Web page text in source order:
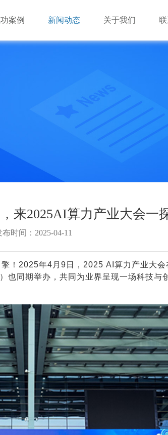
AI视频算法库
全融合分布式存储管理平台
国产化存储
高性能服务器
案例 新闻动态 关于我们
来2025AI算力产业大会一
布时间：2025-04-11
！2025年4月9日，2025 AI算力产业大
同期举办，共同为业界呈现一场科技与